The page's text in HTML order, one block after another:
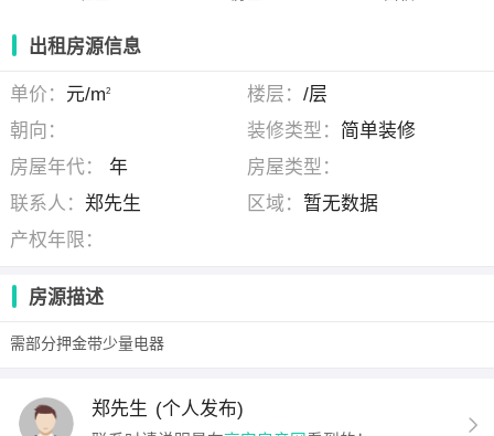
出租房源信息
单价： 元/m2 楼层： /层
朝向：
装修类型： 简单装修
房屋年代：
年
房屋类型：
联系人：郑先生 区域： 暂无数据
产权年限：
房源描述
需部分押金带少量电器
郑先生 (个人发布)